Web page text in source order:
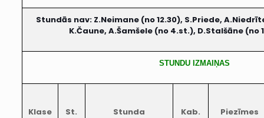
Stundās nav: Z.Neimane (no 12.30), S.Priede,
K.Čaune, A.Šamšele (no 4.st.), D.Stalšāne (no
STUNDU IZMAIŅAS
Klase St. Stunda Kab. Piezīmes